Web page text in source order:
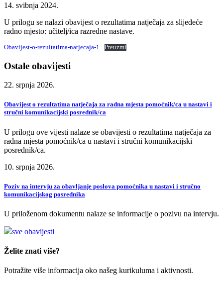
14. svibnja 2024.
U prilogu se nalazi obavijest o rezultatima natječaja za slijedeće
radno mjesto: učitelj/ica razredne nastave.
Obavijest-o-rezultatima-natjecaja-1 Preuzmi
Ostale obavijesti
22. srpnja 2026.
Obavijest o rezultatima natječaja za radna mjesta pomoćnik/ca u nastavi i
stručni komunikacijski posrednik/ca
U prilogu ove vijesti nalaze se obavijesti o rezultatima natječaja za
radna mjesta pomoćnik/ca u nastavi i stručni komunikacijski
posrednik/ca.
10. srpnja 2026.
Poziv na intervju za obavljanje poslova pomoćnika u nastavi i stručno
komunikacijskog posrednika
U priloženom dokumentu nalaze se informacije o pozivu na intervju.
sve obavijesti
Želite znati više?
Potražite više informacija oko našeg kurikuluma i aktivnosti.